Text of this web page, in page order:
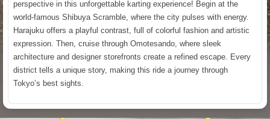
perspective in this unforgettable karting experience! Begin at the
world-famous Shibuya Scramble, where the city pulses with energy.
Harajuku offers a playful contrast, full of colorful fashion and artistic
expression. Then, cruise through Omotesando, where sleek
architecture and designer storefronts create a refined escape. Every
district tells a unique story, making this ride a journey through
Tokyo’s best sights.